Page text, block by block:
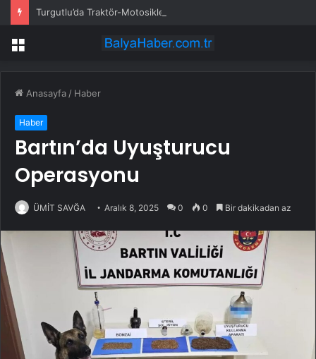
Turgutlu’da Traktör-Motosiklet Kazası
Menü
Anasayfa / Haber
Haber
Bartın’da Uyuşturucu
Operasyonu
ÜMİT SAVĞA Aralık 8, 2025 0 0 Bir dakikadan az